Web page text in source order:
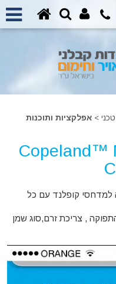
>אפלקציות ותוכנות
Copeland™
למדחסי קופלנד עם כל
, צריכת זרם,סוג שמן